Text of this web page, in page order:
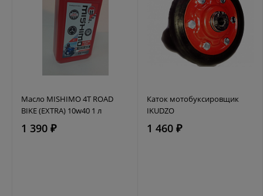
Масло MISHIMO 4T ROAD
BIKE (EXTRA) 10w40 1 л
1 390 ₽
Каток мотобуксировщик
IKUDZO
1 460 ₽